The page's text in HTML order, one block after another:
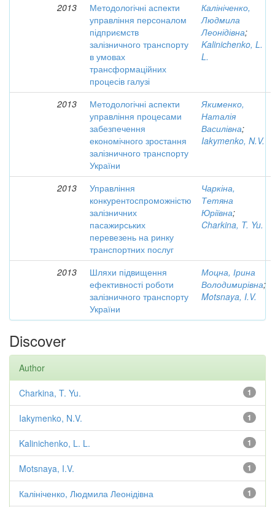
2013
Методологічні аспекти
управління персоналом
підприємств
залізничного транспорту
в умовах
трансформаційних
процесів галузі
Калініченко,
Людмила
Леонідівна;
Kalinichenko, L.
L.
2013
Методологічні аспекти
управління процесами
забезпечення
економічного зростання
залізничного транспорту
України
Якименко,
Наталія
Василівна;
Iakymenko, N.V.
2013
Управління
конкурентоспроможністю
залізничних
пасажирських
перевезень на ринку
транспортних послуг
Чаркіна,
Тетяна
Юріївна;
Charkina, T. Yu.
2013
Шляхи підвищення
ефективності роботи
залізничного транспорту
України
Моцна, Ірина
Володимирівна;
Motsnaya, I.V.
Discover
Author
1
Charkina, T. Yu.
1
Iakymenko, N.V.
1
Kalinichenko, L. L.
1
Motsnaya, I.V.
1
Калініченко, Людмила Леонідівна